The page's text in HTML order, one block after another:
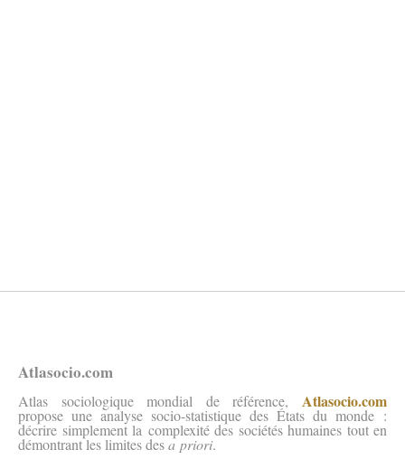
Atlasocio.com
Atlas sociologique mondial de référence, Atlasocio.com
propose une analyse socio-statistique des États du monde :
décrire simplement la complexité des sociétés humaines tout en
démontrant les limites desa priori.